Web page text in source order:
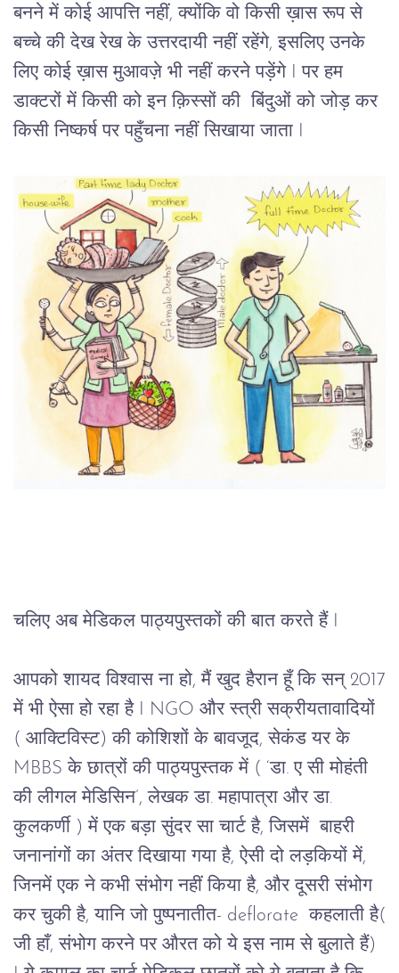
बनने में कोई आपत्ति नहीं, क्योंकि वो किसी ख़ास रूप से
बच्चे की देख रेख के उत्तरदायी नहीं रहेंगे, इसलिए उनके
लिए कोई ख़ास मुआवज़े भी नहीं करने पड़ेंगे I पर हम
डाक्टरों में किसी को इन क़िस्सों की बिंदुओं को जोड़ कर
किसी निष्कर्ष पर पहुँचना नहीं सिखाया जाता I
चलिए अब मेडिकल पाठ्यपुस्तकों की बात करते हैं I
आपको शायद विश्वास ना हो, मैं खुद हैरान हूँ कि सन् 2017
में भी ऐसा हो रहा है I NGO और स्त्री सक्रीयतावादियों
( आक्टिविस्ट) की कोशिशों के बावजूद, सेकंड यर के
MBBS के छात्रों की पाठ्यपुस्तक में ( ‘डा. ए सी मोहंती
की लीगल मेडिसिन’, लेखक डा. महापात्रा और डा.
कुलकर्णी ) में एक बड़ा सुंदर सा चार्ट है, जिसमें बाहरी
जनानांगों का अंतर दिखाया गया है, ऐसी दो लड़कियों में,
जिनमें एक ने कभी संभोग नहीं किया है, और दूसरी संभोग
कर चुकी है, यानि जो पुष्पनातीत- deflorate कहलाती है(
जी हाँ, संभोग करने पर औरत को ये इस नाम से बुलाते हैं)